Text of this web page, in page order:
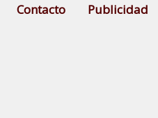
Contacto Publicidad